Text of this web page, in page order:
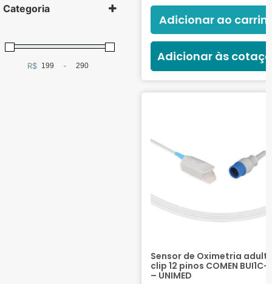
Categoria
Cabos e Sensores
SPO2
R$ Minimum Price
-Maximum Price
Adicionar ao
Adicionar às
Sensor de Oximetria
clip 12 pinos COMEN
– UNIMED